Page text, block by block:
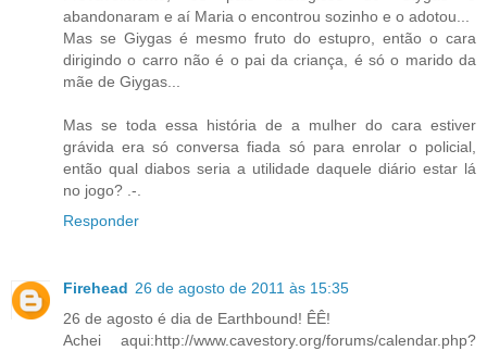
abandonaram e aí Maria o encontrou sozinho e o adotou...
Mas se Giygas é mesmo fruto do estupro, então o cara
dirigindo o carro não é o pai da criança, é só o marido da
mãe de Giygas...
Mas se toda essa história de a mulher do cara estiver
grávida era só conversa fiada só para enrolar o policial,
então qual diabos seria a utilidade daquele diário estar lá
no jogo? .-.
Responder
Firehead 26 de agosto de 2011 às 15:35
26 de agosto é dia de Earthbound! ÊÊ!
Achei aqui:http://www.cavestory.org/forums/calendar.php?